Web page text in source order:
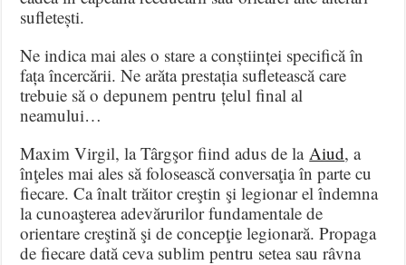
sufletești.
Ne indica mai ales o stare a conștiinței specifică în
fața încercării. Ne arăta prestația sufletească care
trebuie să o depunem pentru țelul final al
neamului…
Maxim Virgil, la Târgşor fiind adus de laAiud, a
înţeles mai ales să folosească conversaţia în parte cu
fiecare. Ca înalt trăitor creştin şi legionar el îndemna
la cunoaşterea adevărurilor fundamentale de
orientare creştină şi de concepţie legionară. Propaga
de fiecare dată ceva sublim pentru setea sau râvna